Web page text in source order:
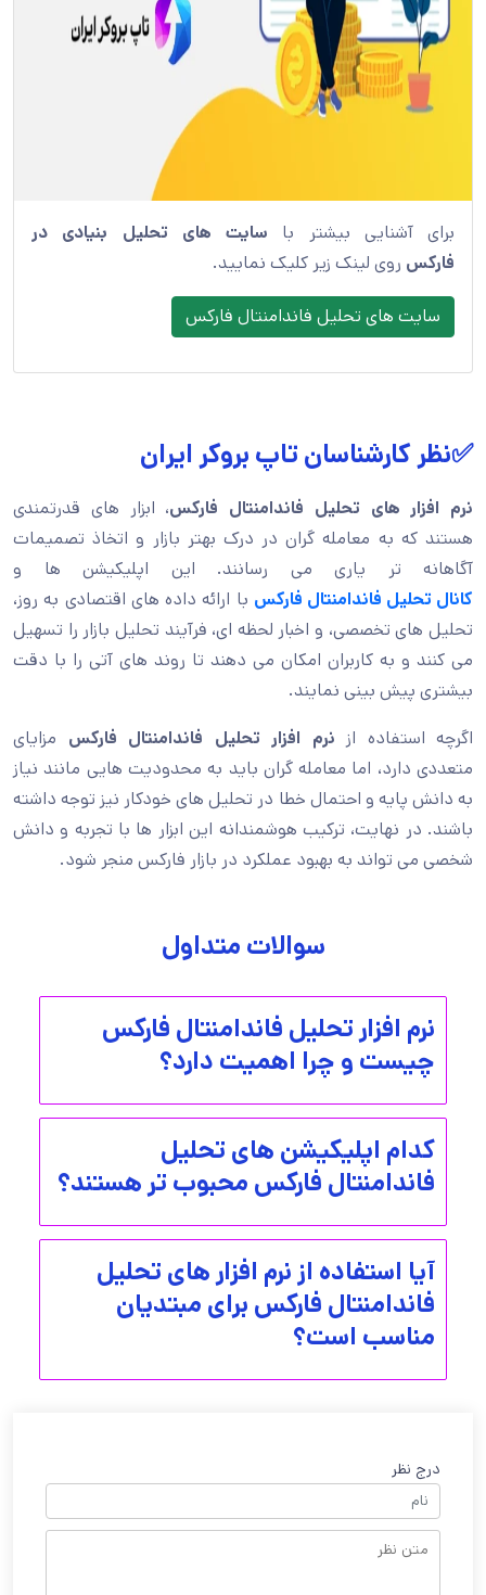
برای آشنایی بیشتر با سایت های
تحلیل بنیادی در
فارکس روی لینک زیر کلیک نمایید.
سایت های تحلیل فاندامنتال فارکس
✅نظر کارشناسان تاپ بروکر ایران
نرم افزار های تحلیل فاندامنتال فارکس، ابزار های قدرتمندی
هستند که به معامله گران در درک بهتر بازار و اتخاذ تصمیمات
آگاهانه تر یاری می رسانند. این اپلیکیشن ها و
کانال تحلیل فاندامنتال فارکس با ارائه داده های اقتصادی به روز،
تحلیل های تخصصی، و اخبار لحظه ای، فرآیند تحلیل بازار را تسهیل
می کنند و به کاربران امکان می دهند تا روند های آتی را با دقت
بیشتری پیش بینی نمایند.
اگرچه استفاده از نرم افزار تحلیل فاندامنتال فارکس مزایای
متعددی دارد، اما معامله گران باید به محدودیت هایی مانند نیاز
به دانش پایه و احتمال خطا در تحلیل های خودکار نیز توجه داشته
باشند. در نهایت، ترکیب هوشمندانه این ابزار ها با تجربه و دانش
شخصی می تواند به بهبود عملکرد در بازار فارکس منجر شود.
سوالات متداول
نرم افزار تحلیل فاندامنتال فارکس
چیست و چرا اهمیت دارد؟
کدام اپلیکیشن های تحلیل
فاندامنتال فارکس محبوب تر هستند؟
آیا استفاده از نرم افزار های تحلیل
فاندامنتال فارکس برای مبتدیان
مناسب است؟
درج نظر